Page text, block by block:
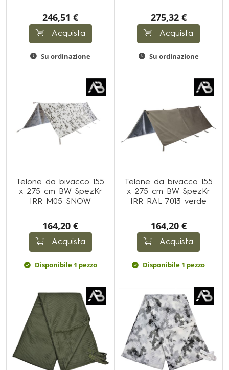
246,51 €
Acquista
Su ordinazione
275,32 €
Acquista
Su ordinazione
Telone da bivacco 155
x 275 cm BW SpezKr
IRR M05 SNOW
164,20 €
Acquista
Disponibile 1 pezzo
Telone da bivacco 155
x 275 cm BW SpezKr
IRR RAL 7013 verde
164,20 €
Acquista
Disponibile 1 pezzo